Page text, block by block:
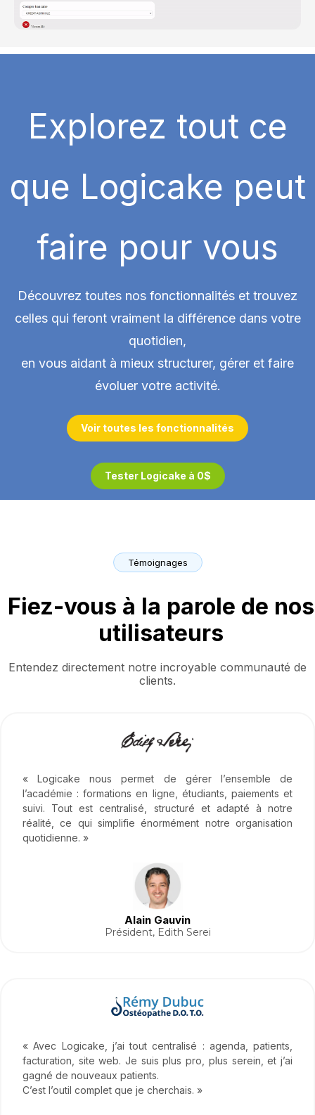
Explorez tout ce
que Logicake peut
faire pour vous
Découvrez toutes nos fonctionnalités et trouvez
celles qui feront vraiment la différence dans votre
quotidien,
en vous aidant à mieux structurer, gérer et faire
évoluer votre activité.
Voir toutes les fonctionnalités
Tester Logicake à 0$
Témoignages
Fiez-vous à la parole de nos
utilisateurs
Entendez directement notre incroyable communauté de
clients.
« Logicake nous permet de gérer l’ensemble de
l’académie : formations en ligne, étudiants, paiements et
suivi. Tout est centralisé, structuré et adapté à notre
réalité, ce qui simplifie énormément notre organisation
quotidienne. »
Alain Gauvin
Président, Edith Serei
« Avec Logicake, j’ai tout centralisé : agenda, patients,
facturation, site web. Je suis plus pro, plus serein, et j’ai
gagné de nouveaux patients.
C’est l’outil complet que je cherchais. »